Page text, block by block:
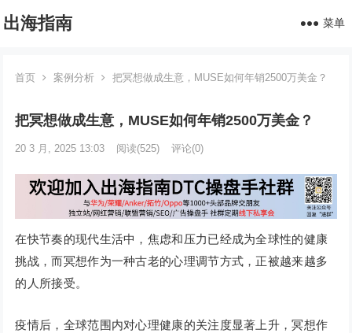
出海指南 菜单
首页 案例分析 把冥想做成生意，MUSE如何年销2500万美金？
把冥想做成生意，MUSE如何年销2500万美金？
20 3 月, 2025 13:03 阅读(525) 评论(0)
在快节奏的现代生活中，焦虑和压力已经成为全球性的健康
挑战，而冥想作为一种古老的心理调节方式，正被越来越多
的人所接受。
疫情后，全球范围内对心理健康的关注度显著上升，冥想作